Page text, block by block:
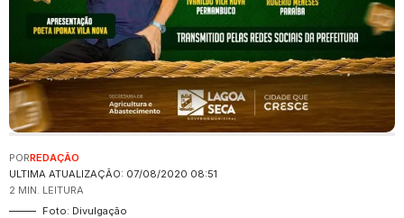
ULTIMA ATUALIZAÇÃO: 07/08/2020 08:51
PORREDAÇÃO
2 MIN. LEITURA
Foto: Divulgação